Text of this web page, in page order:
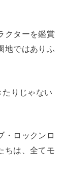
クターを鑑賞
地ではありふ
たりじゃない
・ロックンロ
ちは、全てモ